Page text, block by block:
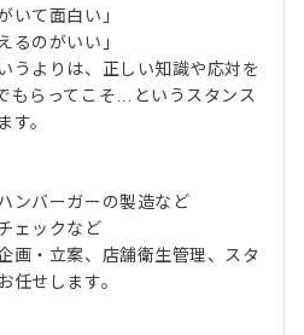
いて面白い」
るのがいい」
うよりは、正しい知識や応対を
もらってこそ…というスタンス
す。
ンバーガーの製造など
ェックなど
画・立案、店舗衛生管理、スタ
任せします。